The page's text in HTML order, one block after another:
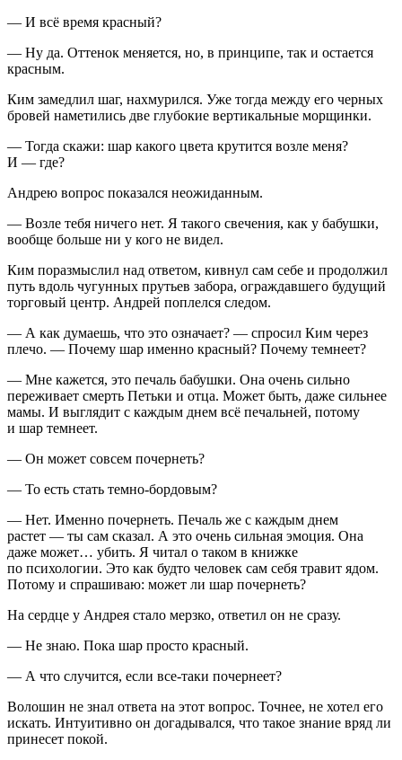
— И всё время красный?
— Ну да. Оттенок меняется, но, в принципе, так и остается
красным.
Ким замедлил шаг, нахмурился. Уже тогда между его черных
бровей наметились две глубокие вертикальные морщинки.
— Тогда скажи: шар какого цвета крутится возле меня?
И — где?
Андрею вопрос показался неожиданным.
— Возле тебя ничего нет. Я такого свечения, как у бабушки,
вообще больше ни у кого не видел.
Ким поразмыслил над ответом, кивнул сам себе и продолжил
путь вдоль чугунных прутьев забора, ограждавшего будущий
торговый центр. Андрей поплелся следом.
— А как думаешь, что это означает? — спросил Ким через
плечо. — Почему шар именно красный? Почему темнеет?
— Мне кажется, это печаль бабушки. Она очень сильно
переживает смерть Петьки и отца. Может быть, даже сильнее
мамы. И выглядит с каждым днем всё печальней, потому
и шар темнеет.
— Он может совсем почернеть?
— То есть стать темно-бордовым?
— Нет. Именно почернеть. Печаль же с каждым днем
растет — ты сам сказал. А это очень сильная эмоция. Она
даже может… убить. Я читал о таком в книжке
по психологии. Это как будто человек сам себя травит ядом.
Потому и спрашиваю: может ли шар почернеть?
На сердце у Андрея стало мерзко, ответил он не сразу.
— Не знаю. Пока шар просто красный.
— А что случится, если все-таки почернеет?
Волошин не знал ответа на этот вопрос. Точнее, не хотел его
искать. Интуитивно он догадывался, что такое знание вряд ли
принесет покой.